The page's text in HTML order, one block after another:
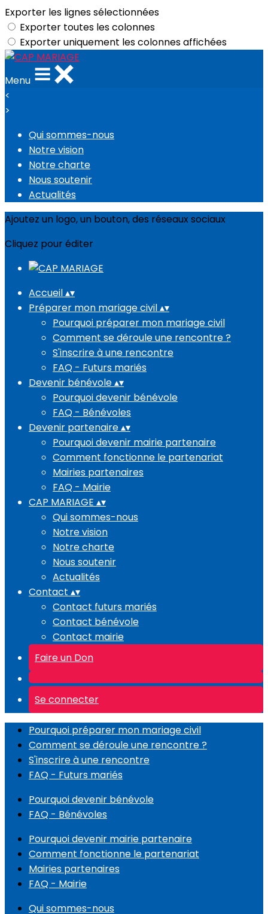
Exporter les lignes sélectionnées
Exporter toutes les colonnes
Exporter uniquement les colonnes affichées
Menu
<
>
Qui sommes-nous
Notre vision
Notre charte
Nous soutenir
Actualités
Ajoutez un logo, un bouton, des réseaux sociaux
Cliquez pour éditer
Accueil▴▾
Préparer mon mariage civil▴▾
Pourquoi préparer mon mariage civil
Comment se déroule une rencontre ?
S'inscrire à une rencontre
FAQ - Futurs mariés
Devenir bénévole▴▾
Pourquoi devenir bénévole
FAQ - Bénévoles
Devenir partenaire▴▾
Pourquoi devenir mairie partenaire
Comment fonctionne le partenariat
Mairies partenaires
FAQ - Mairie
CAP MARIAGE ▴▾
Qui sommes-nous
Notre vision
Notre charte
Nous soutenir
Actualités
Contact ▴▾
Contact futurs mariés
Contact bénévole
Contact mairie
Faire un Don
Se connecter
Pourquoi préparer mon mariage civil
Comment se déroule une rencontre ?
S'inscrire à une rencontre
FAQ - Futurs mariés
Pourquoi devenir bénévole
FAQ - Bénévoles
Pourquoi devenir mairie partenaire
Comment fonctionne le partenariat
Mairies partenaires
FAQ - Mairie
Qui sommes-nous